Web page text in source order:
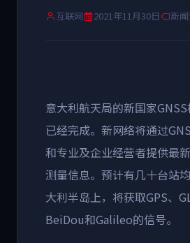
互联网 2021年11月30日 新
意大利航天局的新国家
已经完成。新网络将通过
和专业及企业经营者提供最
测量信息。预计有几十台站
大利半岛上，将获取GPS、
BeiDou和Galileo的信号。